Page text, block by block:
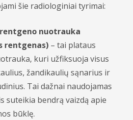
šie radiologiniai tyrimai:
nuotrauka
rentgenas) – tai plataus
kuri užfiksuoja visus
žandikaulių sąnarius ir
Tai dažnai naudojamas
suteikia bendrą vaizdą apie
būklę.